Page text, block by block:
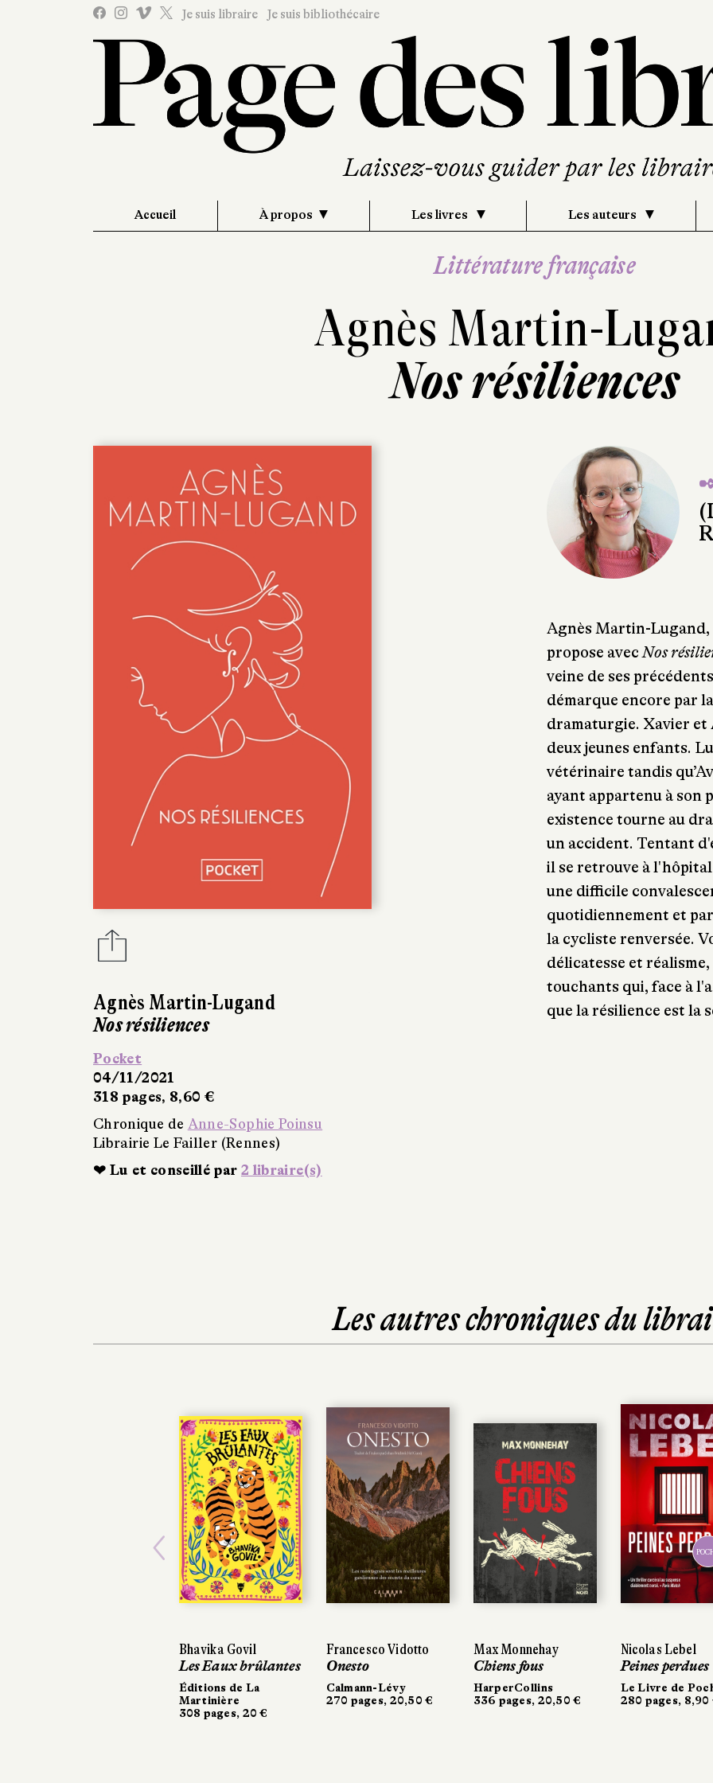
Je suis libraire Je suis bibliothécaire
Accueil À propos Les livres Les auteurs
Littérature française
Agnès Martin-
Nos résiliences
Agnès Martin-Lugand
Nos résiliences
Pocket
04/11/2021
318 pages, 8,60 €
Chronique de Anne-Sophie Poinsu
Librairie Le Failler (Rennes)
❤ Lu et conseillé par 2 libraire(s)
Agnès Martin-Lugand,
propose avecNos
veine de ses
démarque encore par
dramaturgie. Xavier et
deux jeunes enfants.
vétérinaire tandis
ayant appartenu à son
existence tourne au
un accident. Tentant
il se retrouve à
une difficile
quotidiennement et
la cycliste renversée.
délicatesse et
touchants qui, face à
que la résilience est la
Les autres chroniques du
Bhavika Govil
Les Eaux brûlantes
Éditions de La
Martinière
308 pages, 20 €
Francesco Vidotto
Onesto
Calmann-Lévy
270 pages, 20,50 €
Max Monnehay
Chiens fous
HarperCollins
336 pages, 20,50 €
Nicolas Lebel
Peines perdues
Le Livre de
280 pages, 8,90
Francesco Vidotto
Onesto
Calmann-Lévy
270 pages, 20,50 €
Max Monnehay
Chiens fous
HarperCollins
336 pages, 20,50 €
Nicolas Lebel
Peines perdues
Le Livre de
280 pages, 8,90
Previous